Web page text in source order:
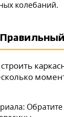
колебаний.